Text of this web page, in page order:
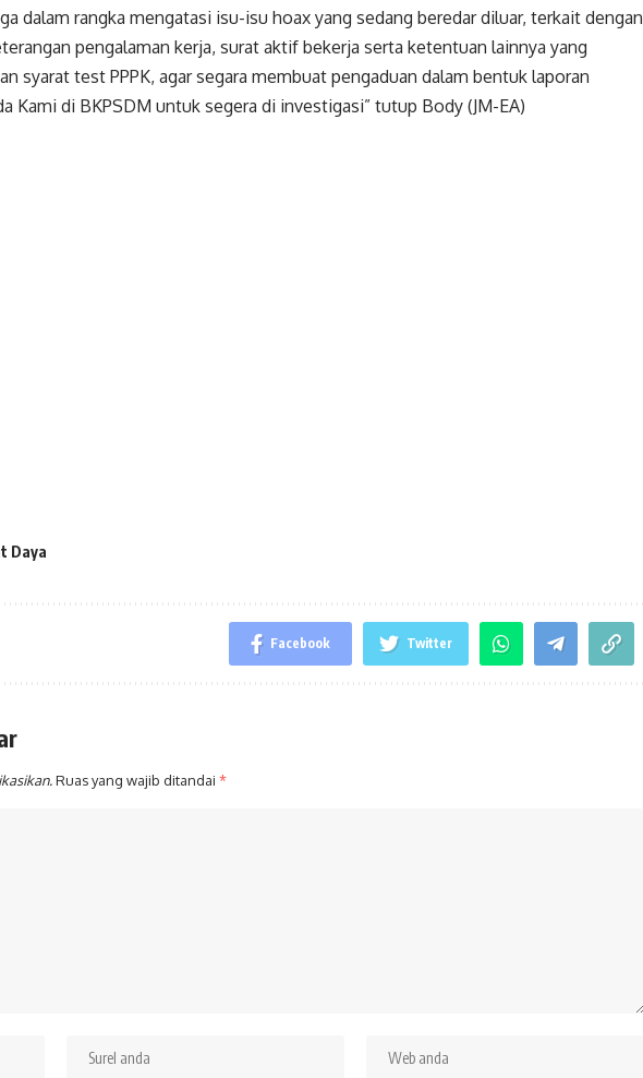
dalam rangka mengatasi isu-isu hoax yang sedang beredar diluar, terkait dengan
pengalaman kerja, surat aktif bekerja serta ketentuan lainnya yang
syarat test PPPK, agar segara membuat pengaduan dalam bentuk laporan
Kami di BKPSDM untuk segera di investigasi” tutup Body (JM-EA)
Daya
Facebook Twitter
Ruas yang wajib ditandai *